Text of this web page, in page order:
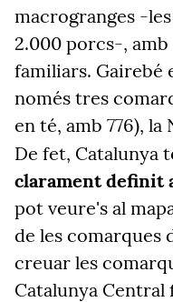
macrogranges -
2.000 porcs-,
familiars. Gairebé
només tres
en té, amb 776), la
De fet, Catalunya
clarament
pot veure's al
de les comarques
creuar les
Catalunya Central